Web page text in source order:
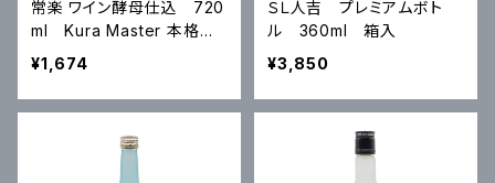
常楽 ワイン酵母仕込 720
ml Kura Master 本格焼
酎・泡盛コンクール2023金
¥1,674
ＳＬ人吉 プレミアムボト
ル 360ml 箱入
¥3,850